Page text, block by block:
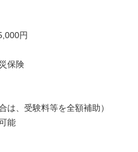
円
保険
は、受験料等を全額補助）
能